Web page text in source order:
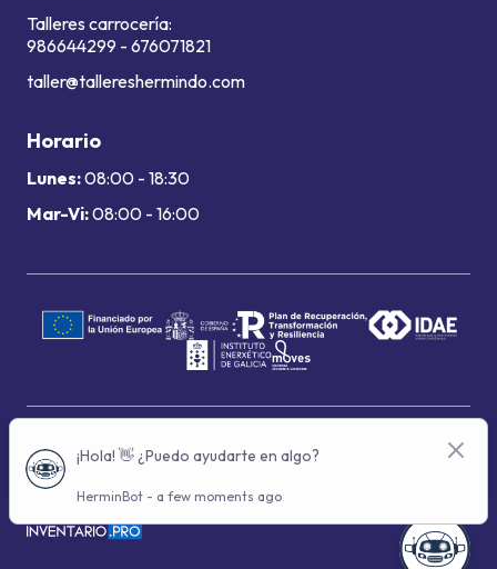
Talleres carrocería:
986644299 - 676071821
taller@tallereshermindo.com
Horario
Lunes:08:00 - 18:30
Mar-Vi:08:00 - 16:00
Términos de uso
Política de privacidad
Política de cookies
© 2024 Grupo Hermindo - Con la tecnología de: